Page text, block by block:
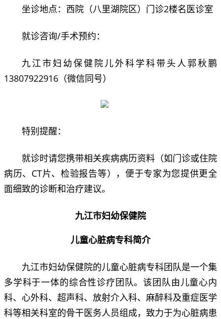
坐诊地点：西院（八里湖院区）门诊2楼名医诊室
就诊咨询/手术预约：
九江市妇幼保健院儿外科学科带头人郭秋鹏
13807922916（微信同号）
特别提醒：
就诊时请您携带相关疾病病历资料（如门诊或住院
病历、CT片、检验报告等），便于专家为您提供更全
面细致的诊断和治疗建议。
九江市妇幼保健院
儿童心脏病专科简介
九江市妇幼保健院的儿童心脏病专科团队是一个集
多学科于一体的综合性诊疗团队。该团队由儿童心内
科、心外科、超声科、放射介入科、麻醉科及重症医学
科等相关科室的骨干医务人员组成，致力于为心脏病患